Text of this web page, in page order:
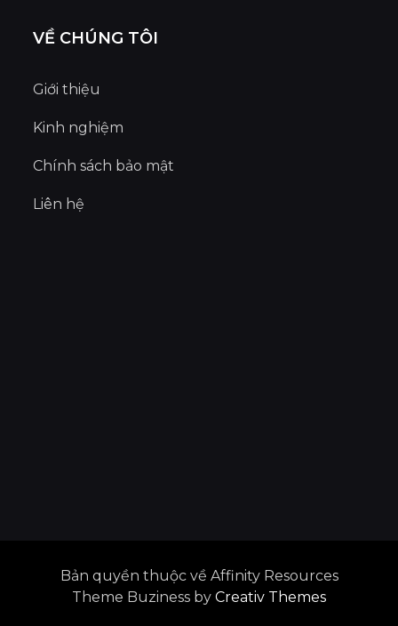
VỀ CHÚNG TÔI
Giới thiệu
Kinh nghiệm
Chính sách bảo mật
Liên hệ
Bản quyền thuộc về Affinity Resources
Theme Buziness by Creativ Themes